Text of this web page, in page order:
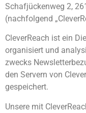
Schafjückenweg 2,
(nachfolgend
CleverReach ist ein
organisiert und
zwecks
den Servern von
gespeichert.
Unsere mit